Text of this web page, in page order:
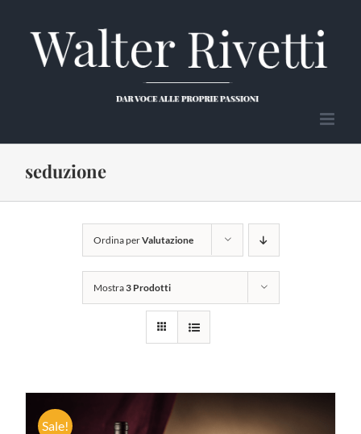
contenuto
seduzione
Ordina perValutazione
Mostra3 Prodotti
Sale!